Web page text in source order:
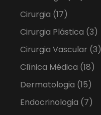
Cirurgia (17)
Cirurgia Plástica (3)
Cirurgia Vascular (3)
Clínica Médica (18)
Dermatologia (15)
Endocrinologia (7)